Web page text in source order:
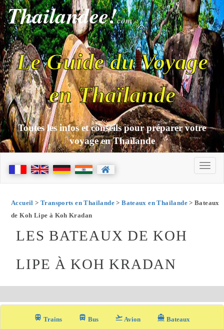
Thailandee!com
Le Guide du Voyage
en Thaïlande
Toutes les infos et conseils pour préparer votre
voyage en Thaïlande
Accueil > Transports en Thaïlande>Bateaux en Thaïlande> Bateaux
de Koh Lipe à Koh Kradan
LES BATEAUX DE KOH
LIPE À KOH KRADAN
train Trains directions_bus_filled Bus flight_takeoff Avion directions_boat Bateaux